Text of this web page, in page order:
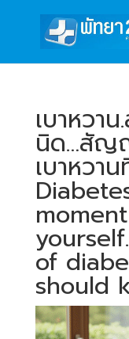
เบาหวา
นิด…สัญ
เบาหวา
of
should